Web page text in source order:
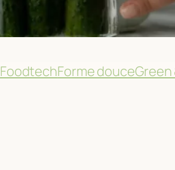
FoodtechForme douce